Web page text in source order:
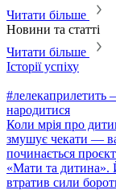
Читати більше
Новини та статті
Читати більше
Історії успіху
#лелекаприлетить
народитися
Коли мрія про
змушує чекати —
починається
«Мати та дитина».
втратив сили